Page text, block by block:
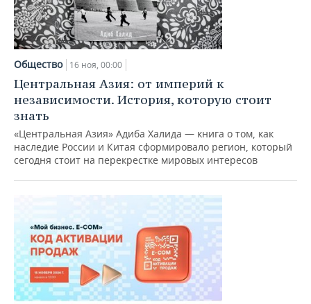
Общество 16 ноя, 00:00
Центральная Азия: от империй к
независимости. История, которую стоит
знать
«Центральная Азия» Адиба Халида — книга о том, как
наследие России и Китая сформировало регион, который
сегодня стоит на перекрестке мировых интересов